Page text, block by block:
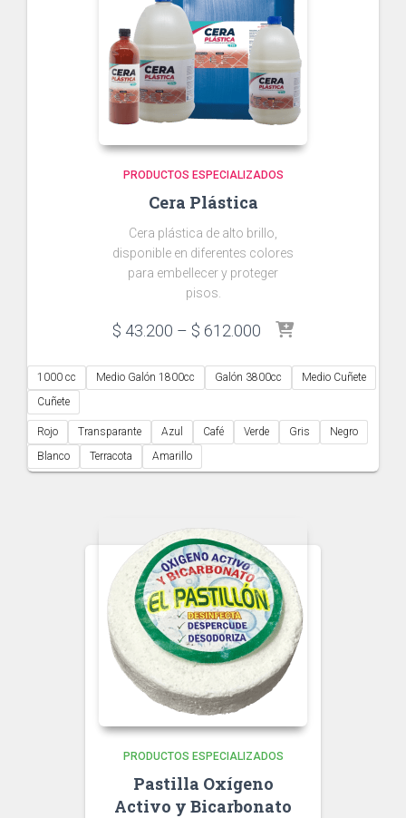
PRODUCTOS ESPECIALIZADOS
Cera Plástica
Cera plástica de alto brillo,
disponible en diferentes colores
para embellecer y proteger
pisos.
$ 43.200 – $ 612.000 Price
$ 43.200
through
1000 cc Medio Galón 1800cc Galón 3800cc
Medio Cuñete
Cuñete
Rojo Transparante Azul Café Verde Gris
Negro
Blanco
Terracota Amarillo
PRODUCTOS ESPECIALIZADOS
Pastilla Oxígeno
Activo y Bicarbonato